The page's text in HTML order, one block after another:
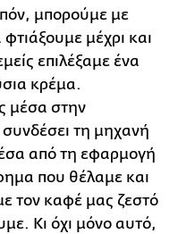
μπορούμε με
μέχρι και
επιλέξαμε ένα
κρέμα.
μέσα στην
τη μηχανή
από τη εφαρμογή
που θέλαμε και
τον καφέ μας ζεστό
Κι όχι μόνο αυτό,